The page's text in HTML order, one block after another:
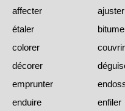
affecter
ajuster
étaler
colorer
couvrir
décorer
emprunter
enduire
enfiler